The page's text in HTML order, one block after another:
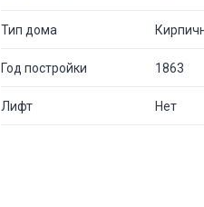
Тип дома
Год постройки 1863
Лифт Нет